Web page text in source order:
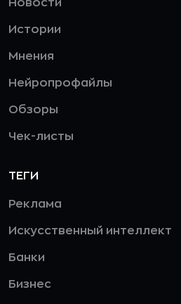
Новости
Истории
Мнения
Нейропрофайлы
Обзоры
Чек-листы
ТЕГИ
Реклама
Искусственный интеллект
Банки
Бизнес